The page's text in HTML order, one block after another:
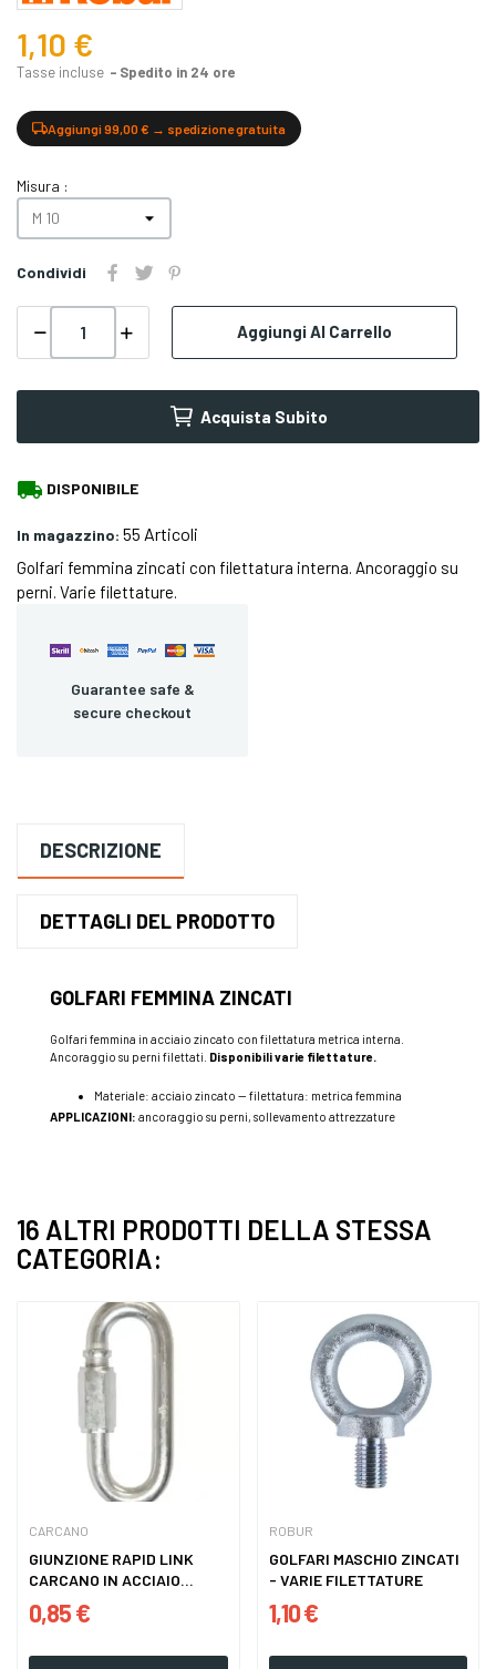
1,10 €
Tasse incluse Spedito in 24 ore
Aggiungi 99,00 € → spedizione gratuita
Misura :
Condividi
Aggiungi Al Carrello
Acquista Subito
local_shipping DISPONIBILE
In magazzino: 55 Articoli
Golfari femmina zincati con filettatura interna. Ancoraggio su
perni. Varie filettature.
Guarantee safe &
secure checkout
DESCRIZIONE
DETTAGLI DEL PRODOTTO
GOLFARI FEMMINA ZINCATI
Golfari femmina in acciaio zincato con filettatura metrica interna.
Ancoraggio su perni filettati. Disponibili varie filettature.
Materiale: acciaio zincato — filettatura: metrica femmina
APPLICAZIONI: ancoraggio su perni, sollevamento attrezzature
16 ALTRI PRODOTTI DELLA STESSA
CATEGORIA:
CARCANO
GIUNZIONE RAPID LINK
CARCANO IN ACCIAIO
ZINCATO...
0,85 €
ROBUR
GOLFARI MASCHIO ZINCATI
- VARIE FILETTATURE
1,10 €